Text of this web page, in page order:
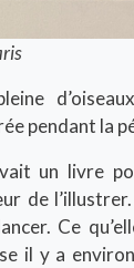
pendant la
un livre
de
Ce
il y a